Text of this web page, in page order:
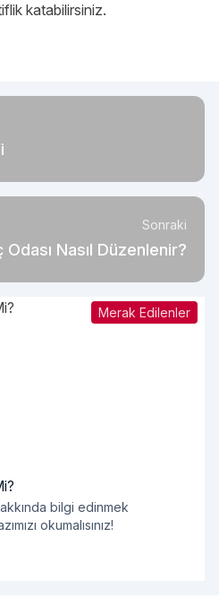
katabilirsiniz.
Sonraki
Odası Nasıl Düzenlenir?
Merak Edilenler
bilgi edinmek
okumalısınız!